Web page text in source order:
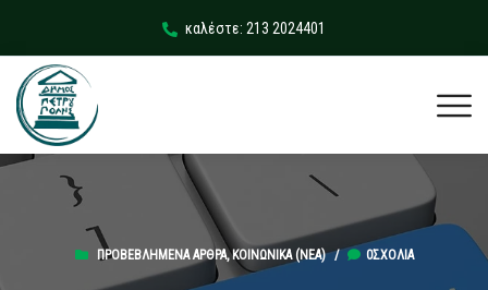
καλέστε: 213 2024401
ΠΡΟΒΕΒΛΗΜΈΝΑ ΆΡΘΡΑ,ΚΟΙΝΩΝΙΚΆ (ΝΕΑ)/ 0ΣΧΌΛΙΑ